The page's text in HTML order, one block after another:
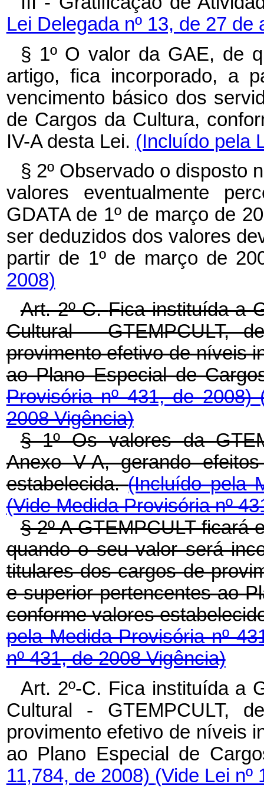
Lei Delegada nº 13, de 27 de
§ 1º O valor da GAE, de
artigo, fica incorporado, a
vencimento básico dos
de Cargos da Cultura,
IV-A desta Lei. (Incluído pela
§ 2º Observado o disposto
valores eventualmente
GDATA de 1º de março de
ser deduzidos dos valores
partir de 1º de março de
2008)
Art. 2º-C.Fica instituída a
Cultural - GTEMPCULT,
provimento efetivo de níveis
ao Plano Especial de
Provisória nº 431, de 2008)
2008 Vigência)
§ 1º Os valores da
Anexo V-A, gerando
estabelecida.(Incluído pela
(Vide Medida Provisória nº
§ 2º A GTEMPCULT ficará
quando o seu valor será
titulares dos cargos de
e superior pertencentes ao
conforme valores
pela Medida Provisória nº
nº 431, de 2008 Vigência)
Art. 2º-C. Fica instituída a
Cultural - GTEMPCULT,
provimento efetivo de níveis
ao Plano Especial de
11,784, de 2008) (Vide Lei nº